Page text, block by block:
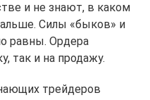
и не знают, в каком
Силы «быков» и
равны. Ордера
так и на продажу.
трейдеров